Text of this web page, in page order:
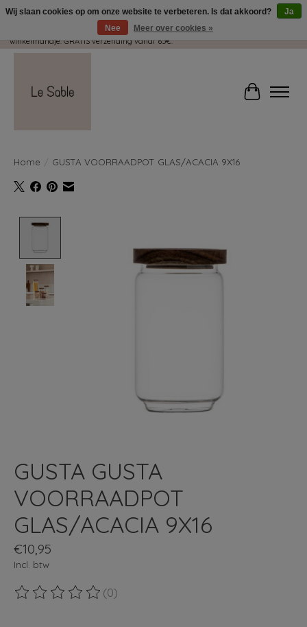
Wij pakken met plezier jouw kadootjes GRATIS in! Duid dit zeker aan in je
winkelmandje. GRATIS verzending vanaf 65€.
Home GUSTA VOORRAADPOT GLAS/ACACIA 9X16
GUSTA GUSTA
VOORRAADPOT
GLAS/ACACIA 9X16
€10,95
Incl. btw
De beoordeling van dit product is
(0)
Wij slaan cookies op om onze website te verbeteren. Is dat akkoord?
Ja
Nee
Meer over cookies »